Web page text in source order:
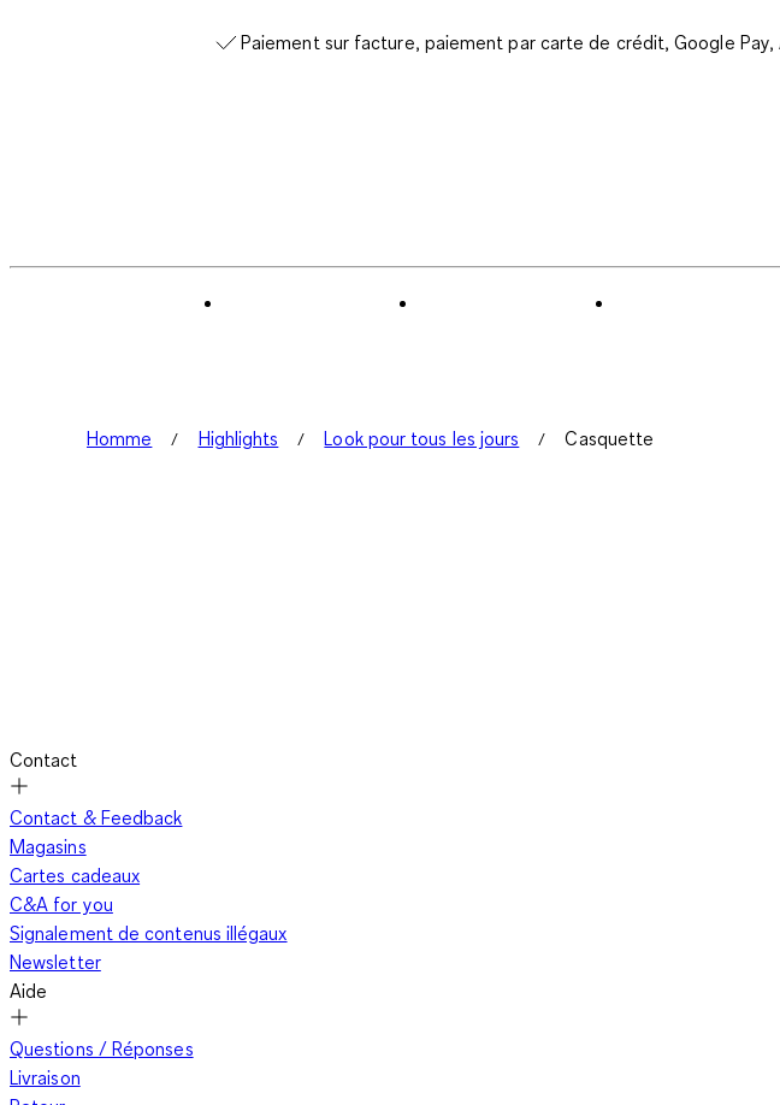
Paiement sur facture, paiement par carte de crédit, Google Pay,
Homme Highlights Look pour tous les jours Casquette
Contact
Contact & Feedback
Magasins
Cartes cadeaux
C&A for you
Signalement de contenus illégaux
Newsletter
Aide
Questions / Réponses
Livraison